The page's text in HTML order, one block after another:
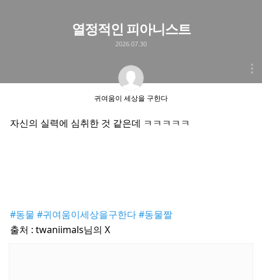
열정적인 피아니스트
2026.07.30
귀여움이 세상을 구한다
자신의 실력에 심취한 것 같은데 ㅋㅋㅋㅋㅋ
#동물 #귀여움이세상을구한다#동물짤
출처 : twaniimals님의 X